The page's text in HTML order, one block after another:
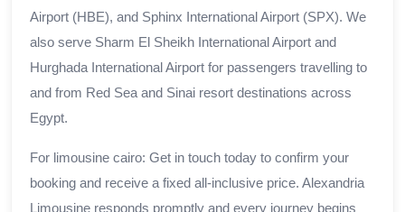
Airport (HBE), and Sphinx International Airport (SPX). We
also serve Sharm El Sheikh International Airport and
Hurghada International Airport for passengers travelling to
and from Red Sea and Sinai resort destinations across
Egypt.
For limousine cairo: Get in touch today to confirm your
booking and receive a fixed all-inclusive price. Alexandria
Limousine responds promptly and every journey begins